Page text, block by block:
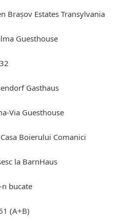
Brașov Estates Transylvania
Guesthouse
Gasthaus
Via Guesthouse
Boierului Comanici
la BarnHaus
n bucate
(A+B)